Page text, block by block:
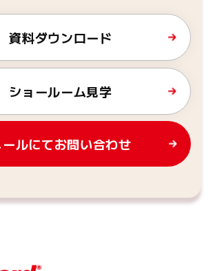
資料ダウンロード
ショールーム見学
ルにてお問い合わせ